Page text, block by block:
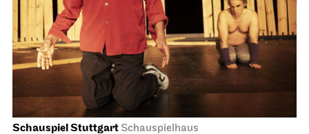
Schauspiel Stuttgart Schauspielhaus